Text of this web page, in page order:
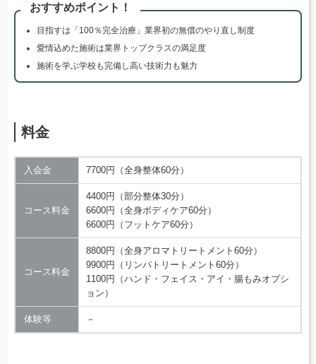
おすすめポイント！
目指すは「100％完全治療」業界初の無償のやり直し制度
愛情込めた施術は業界トップクラスの満足度
施術を学ぶ学校も完備し高い技術力も魅力
料金
入会金 7700円（全身整体60分）
コース料金
4400円（部分整体30分）
6600円（全身ボディケア60分）
6600円（フットケア60分）
コース料金
8800円（全身アロマトリートメント60分）
9900円（リンパトリートメント60分）
1100円（ハンド・フェイス・アイ・腸もみオプシ
ョン）
体験等 －